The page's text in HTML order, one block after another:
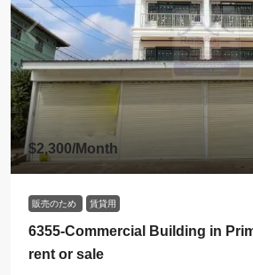
$2,300/Month
販売のため 賃貸用
6355-Commercial Building in
rent or sale